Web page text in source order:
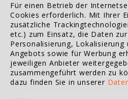
Goller Brunnenbau
Goller Brunnenbau
Goller Brunnenbau Balingen
Goller Brunnenbau
Für einen Betrieb der
Cookies erforderlich. Mit Ihrer
zusätzliche
etc.) zum Einsatz, die Daten
Personalisierung, Lokalisierung
Angebots sowie für Werbung
jeweiligen Anbieter
zusammengeführt werden zu
dazu finden Sie in unserer